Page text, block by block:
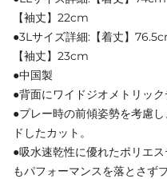
【袖丈】22cm
●3Lサイズ詳細:【着丈】
【袖丈】23cm
●中国製
●背面にワイドジオメトリック
●プレー時の前傾姿勢を考慮
ドしたカット。
●吸水速乾性に優れたポリエ
もパフォーマンスを落とさず